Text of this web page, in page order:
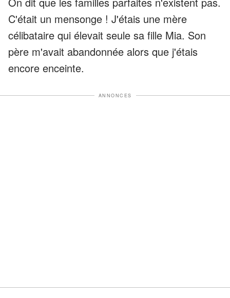
C'était un mensonge ! J'étais une mère
célibataire qui élevait seule sa fille Mia. Son
père m'avait abandonnée alors que j'étais
encore enceinte.
ANNONCES